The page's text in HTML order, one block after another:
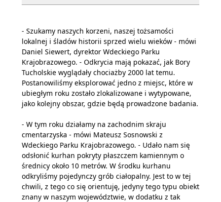
- Szukamy naszych korzeni, naszej tożsamości
lokalnej i śladów historii sprzed wielu wieków - mówi
Daniel Siewert, dyrektor Wdeckiego Parku
Krajobrazowego. - Odkrycia mają pokazać, jak Bory
Tucholskie wyglądały chociażby 2000 lat temu.
Postanowiliśmy eksplorować jedno z miejsc, które w
ubiegłym roku zostało zlokalizowane i wytypowane,
jako kolejny obszar, gdzie będą prowadzone badania.
- W tym roku działamy na zachodnim skraju
cmentarzyska - mówi Mateusz Sosnowski z
Wdeckiego Parku Krajobrazowego. - Udało nam się
odsłonić kurhan pokryty płaszczem kamiennym o
średnicy około 10 metrów. W środku kurhanu
odkryliśmy pojedynczy grób ciałopalny. Jest to w tej
chwili, z tego co się orientuję, jedyny tego typu obiekt
znany w naszym województwie, w dodatku z tak